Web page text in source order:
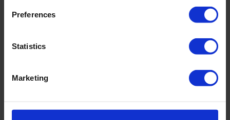
Preferences
Statistics
Marketing
Stang -of